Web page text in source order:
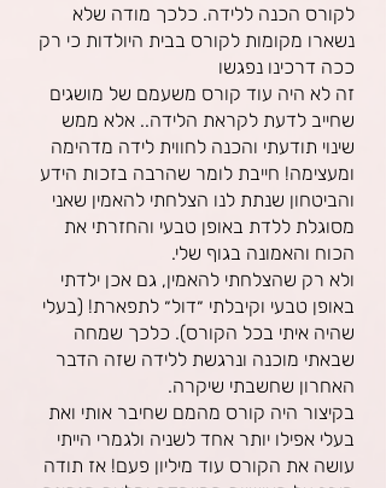
לקורס הכנה ללידה. כלכך מודה שלא
נשארו מקומות לקורס בבית היולדות כי רק
ככה דרכינו נפגשו
זה לא היה עוד קורס משעמם של מושגים
שחייב לדעת לקראת הלידה.. אלא ממש
שינוי תודעתי והכנה לחווית לידה מדהימה
ומעצימה! חייבת לומר שהרבה בזכות הידע
והביטחון שנתת לנו הצלחתי להאמין שאני
מסוגלת ללדת באופן טבעי והחזרתי את
הכוח והאמונה בגוף שלי.
ולא רק שהצלחתי להאמין, גם אכן ילדתי
באופן טבעי וקיבלתי ״דול״ לתפארת! (בעלי
שהיה איתי בכל הקורס). כלכך שמחה
שבאתי מוכנה ונרגשת ללידה שזה הדבר
האחרון שחשבתי שיקרה.
בקיצור היה קורס מהמם שחיבר אותי ואת
בעלי אפילו יותר אחד לשניה ולגמרי הייתי
עושה את הקורס עוד מיליון פעם! אז תודה